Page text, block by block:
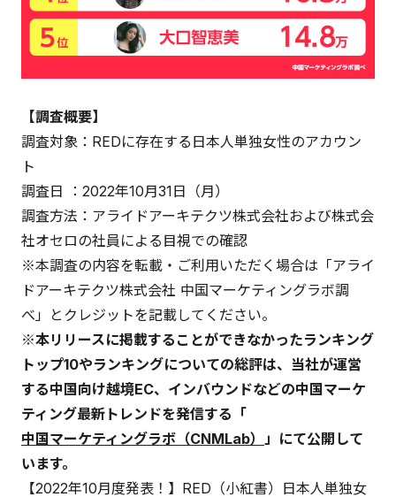
【調査概要】
調査対象：REDに存在する日本人単独女性のアカウン
ト
調査日 ：2022年10月31日（月）
調査方法：アライドアーキテクツ株式会社および株式会
社オセロの社員による目視での確認
※本調査の内容を転載・ご利用いただく場合は「アライ
ドアーキテクツ株式会社 中国マーケティングラボ調
べ」とクレジットを記載してください。
※本リリースに掲載することができなかったランキング
トップ10やランキングについての総評は、当社が運営
する中国向け越境EC、インバウンドなどの中国マーケ
ティング最新トレンドを発信する「
中国マーケティングラボ（CNMLab） 」にて公開して
います。
【2022年10月度発表！】RED（小紅書）日本人単独女